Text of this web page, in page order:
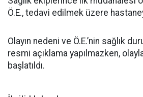
Ö.E., tedavi edilmek üzere
Olayın nedeni ve Ö.E.’nin sağlık
resmi açıklama yapılmazken,
başlatıldı.